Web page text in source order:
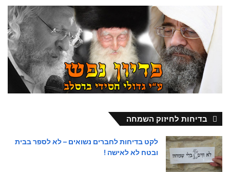
בדיחות לחיזוק השמחה
לקט בדיחות לחברים נשואים – לא לספר בבית
ובטח לא לאישה !